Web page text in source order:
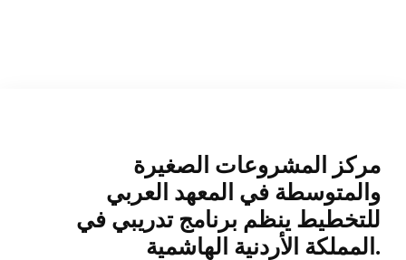
مركز المشروعات الصغيرة
والمتوسطة في المعهد العربي
للتخطيط ينظم برنامج تدريبي في
المملكة الأردنية الهاشمية.